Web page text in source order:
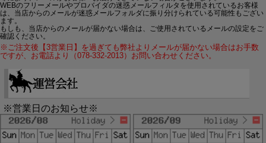
WEBのフリーメールやプロバイダの迷惑メールフィルタを使用されているお客様
は、当店からのメールが迷惑メールフォルダに振り分けられている可能性もござい
ます。
もしも、当店からのメールが届かない場合は、ご使用されているメールの設定をご
確認ください。
※ご注文後【3営業日】を過ぎても弊社よりメールが届かない場合はお手数
ですが、お電話より（078-332-2013）お問い合わせください。
※営業日のお知らせ※